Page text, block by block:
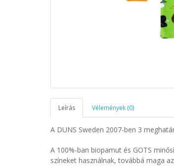
Leírás Vélemények (0)
A DUNS Sweden 2007-ben 3
A 100%-ban biopamut és GOTS
színeket használnak, továbbá maga